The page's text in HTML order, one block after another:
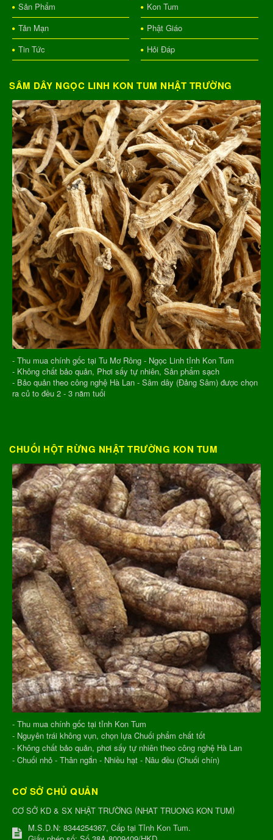
Sản Phẩm
Kon Tum
Tản Mạn
Phật Giáo
Tin Tức
Hỏi Đáp
SÂM DÂY NGỌC LINH KON TUM NHẬT TRƯỜNG
- Thu mua chính gốc tại Tu Mơ Rông - Ngọc Linh tỉnh Kon Tum
- Không chất bảo quản, Phơi sấy tự nhiên, Sản phẩm sạch
- Bảo quản theo công nghệ Hà Lan - Sâm dây (Đảng Sâm) được chọn
ra củ to đều 2 - 3 năm tuổi
CHUỐI HỘT RỪNG NHẬT TRƯỜNG KON TUM
- Thu mua chính gốc tại tỉnh Kon Tum
- Nguyên trái không vụn, chọn lựa Chuối phẩm chất tốt
- Không chất bảo quản, phơi sấy tự nhiên theo công nghệ Hà Lan
- Chuối nhỏ - Thân ngắn - Nhiều hạt - Nâu đều (Chuối chín)
CƠ SỞ CHỦ QUẢN
CƠ SỞ KD & SX NHẬT TRƯỜNG (NHAT TRUONG KON TUM)
M.S.D.N: 8344254367, Cấp tại Tỉnh Kon Tum.